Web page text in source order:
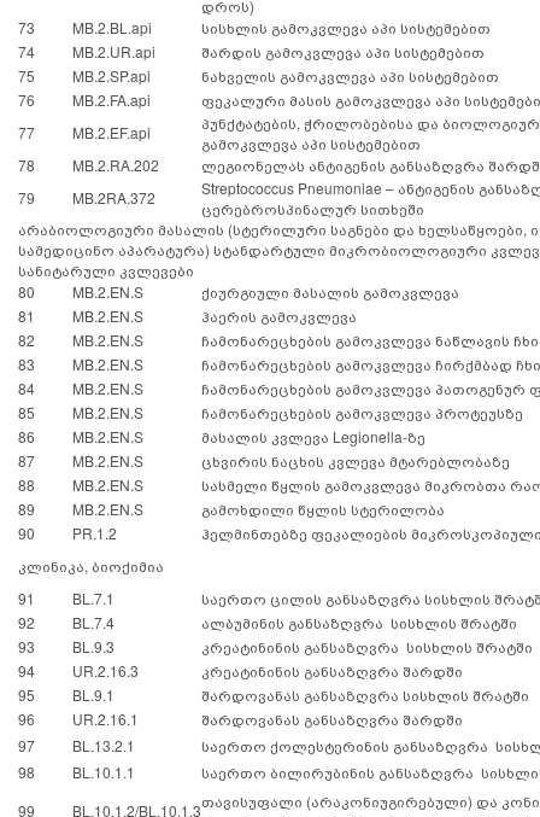
დროს)
73
MB.2.BL.api
სისხლის გამოკვლევა აპი სისტემებით
74
MB.2.UR.api
შარდის გამოკვლევა აპი სისტემებით
75
MB.2.SP.api
ნახველის გამოკვლევა აპი სისტემებით
76
MB.2.FA.api
ფეკალური მასის გამოკვლევა აპი
77
MB.2.EF.api
პუნქტატების, ჭრილობებისა და
გამოკვლევა აპი სისტემებით
78
MB.2.RA.202
ლეგიონელას ანტიგენის განსაზღვრა
79
MB.2RA.372
Streptococcus Pneumoniae – ანტიგენის
ცერებროსპინალურ სითხეში
არაბიოლოგიური მასალის (სტერილური საგნები და ხელსაწყოები,
სამედიცინო აპარატურა) სტანდარტული მიკრობიოლოგიური
სანიტარული კვლევები
80
MB.2.EN.S
ქიურგიული მასალის გამოკვლევა
81
MB.2.EN.S
ჰაერის გამოკვლევა
82
MB.2.EN.S
ჩამონარეცხების გამოკვლევა ნაწლავის
83
MB.2.EN.S
ჩამონარეცხების გამოკვლევა ჩირქმბად
84
MB.2.EN.S
ჩამონარეცხების გამოკვლევა
85
MB.2.EN.S
ჩამონარეცხების გამოკვლევა პროტეუსზე
86
MB.2.EN.S
მასალის კვლევა Legionella-ზე
87
MB.2.EN.S
ცხვირის ნაცხის კვლევა მტარებლობაზე
88
MB.2.EN.S
სასმელი წყლის გამოკვლევა მიკრობთა
89
MB.2.EN.S
გამოხდილი წყლის სტერილობა
90
PR.1.2
ჰელმინთებზე ფეკალიების
კლინიკა, ბიოქიმია
91
BL.7.1
საერთო ცილის განსაზღვრა სისხლის
92
BL.7.4
ალბუმინის განსაზღვრა სისხლის შრატში
93
BL.9.3
კრეატინინის განსაზღვრა სისხლის შრატში
94
UR.2.16.3
კრეატინინის განსაზღვრა შარდში
95
BL.9.1
შარდოვანას განსაზღვრა სისხლის შრატში
96
UR.2.16.1
შარდოვანას განსაზღვრა შარდში
97
BL.13.2.1
საერთო ქოლესტერინის განსაზღვრა
98
BL.10.1.1
საერთო ბილირუბინის განსაზღვრა
99
BL.10.1.2/BL.10.1.3თავისუფალი (არაკონიუგირებული) და